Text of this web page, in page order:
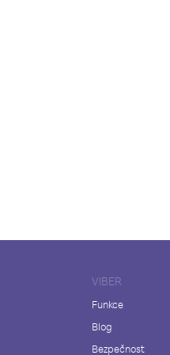
VIBER
Funkce
Blog
Bezpečnost